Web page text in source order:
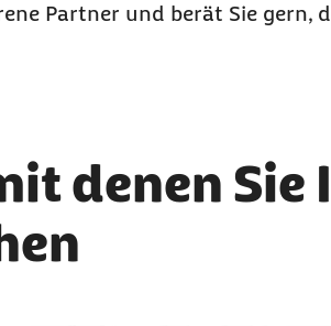
Partner und berät Sie gern,
denen